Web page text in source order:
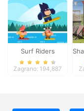
Surf Riders
Zagrano: 194,887